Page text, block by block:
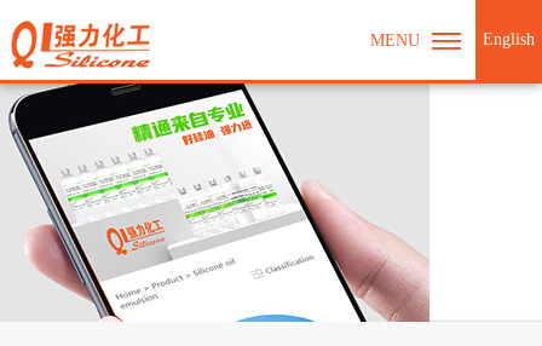
MENU English